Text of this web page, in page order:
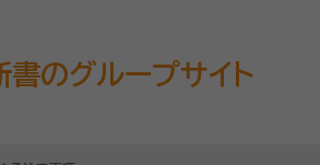
書のグループサイト